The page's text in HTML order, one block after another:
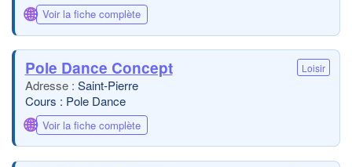
🌐 Voir la fiche complète
Pole Dance Concept Loisir
Saint-Pierre
Cours : Pole Dance
🌐 Voir la fiche complète